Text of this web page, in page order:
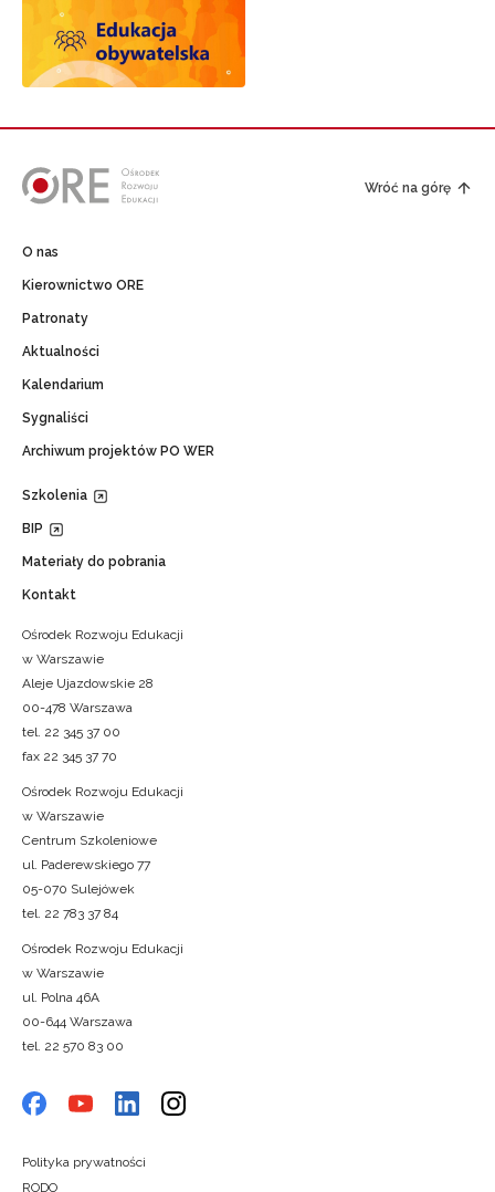
Wróć na górę
O nas
Kierownictwo ORE
Patronaty
Aktualności
Kalendarium
Sygnaliści
Archiwum projektów PO WER
Szkolenia
BIP
Materiały do pobrania
Kontakt
Ośrodek Rozwoju Edukacji
w Warszawie
Aleje Ujazdowskie 28
00-478 Warszawa
tel. 22 345 37 00
fax 22 345 37 70
Ośrodek Rozwoju Edukacji
w Warszawie
Centrum Szkoleniowe
ul. Paderewskiego 77
05-070 Sulejówek
tel. 22 783 37 84
Ośrodek Rozwoju Edukacji
w Warszawie
ul. Polna 46A
00-644 Warszawa
tel. 22 570 83 00
Polityka prywatności
RODO